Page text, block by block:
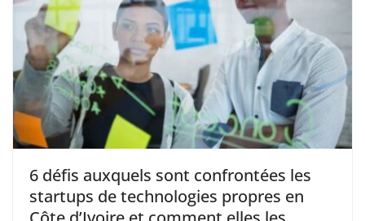
6 défis auxquels sont confrontées les
startups de technologies propres en